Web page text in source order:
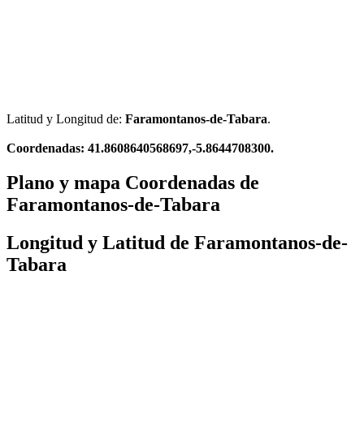
Latitud y Longitud de: Faramontanos-de-Tabara.
Coordenadas: 41.8608640568697,-5.8644708300.
Plano y mapa Coordenadas de
Faramontanos-de-Tabara
Longitud y Latitud de Faramontanos-de-
Tabara